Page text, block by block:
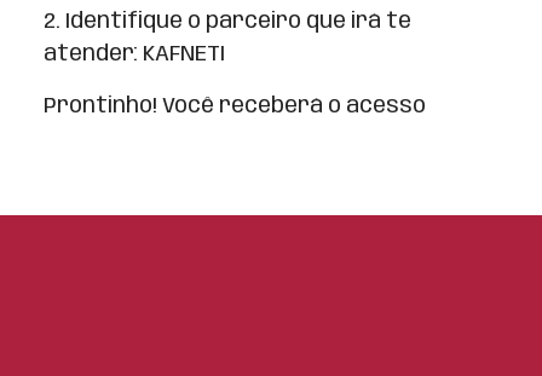
2. Identifique o parceiro que irá te
atender: KAFNETI
Prontinho! Você receberá o acesso